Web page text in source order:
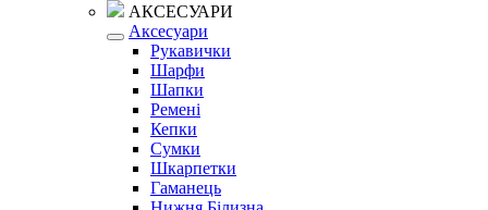
АКСЕСУАРИ
Аксесуари
Рукавички
Шарфи
Шапки
Ремені
Кепки
Сумки
Шкарпетки
Гаманець